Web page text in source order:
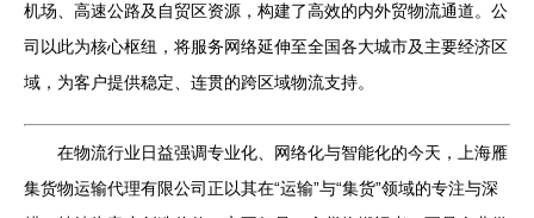
机场、高速公路及自贸区资源，构建了高效的内外贸物流通道。公
司以此为核心枢纽，将服务网络延伸至全国各大城市及主要经济区
域，为客户提供稳定、连贯的跨区域物流支持。
在物流行业日益强调专业化、网络化与智能化的今天，上海雁
集货物运输代理有限公司正以其在“运输”与“集货”领域的专注与深